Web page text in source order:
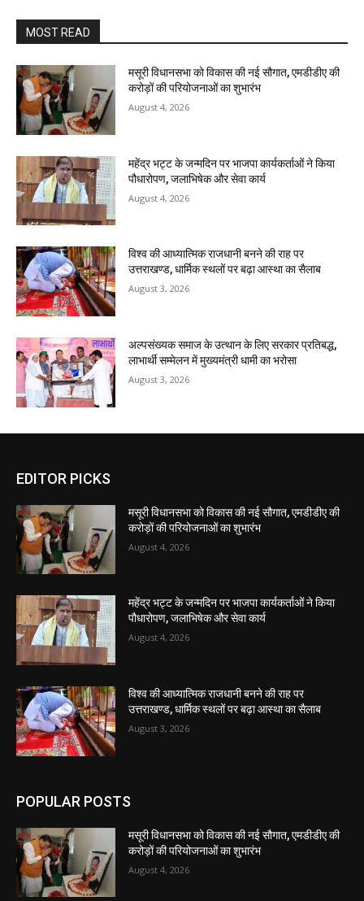
MOST READ
मसूरी विधानसभा को विकास की नई सौगात, एमडीडीए की
करोड़ों की परियोजनाओं का शुभारंभ
August 4, 2026
महेंद्र भट्ट के जन्मदिन पर भाजपा कार्यकर्ताओं ने किया
पौधारोपण, जलाभिषेक और सेवा कार्य
August 4, 2026
विश्व की आध्यात्मिक राजधानी बनने की राह पर
उत्तराखण्ड, धार्मिक स्थलों पर बढ़ा आस्था का सैलाब
August 3, 2026
अल्पसंख्यक समाज के उत्थान के लिए सरकार प्रतिबद्ध,
लाभार्थी सम्मेलन में मुख्यमंत्री धामी का भरोसा
August 3, 2026
EDITOR PICKS
मसूरी विधानसभा को विकास की नई सौगात, एमडीडीए की
करोड़ों की परियोजनाओं का शुभारंभ
August 4, 2026
महेंद्र भट्ट के जन्मदिन पर भाजपा कार्यकर्ताओं ने किया
पौधारोपण, जलाभिषेक और सेवा कार्य
August 4, 2026
विश्व की आध्यात्मिक राजधानी बनने की राह पर
उत्तराखण्ड, धार्मिक स्थलों पर बढ़ा आस्था का सैलाब
August 3, 2026
POPULAR POSTS
मसूरी विधानसभा को विकास की नई सौगात, एमडीडीए की
करोड़ों की परियोजनाओं का शुभारंभ
August 4, 2026